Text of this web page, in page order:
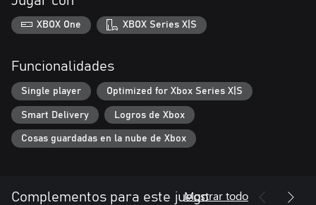
XBOX One XBOX Series X|S
Funcionalidades
Single player Optimized for Xbox Series X|S
Smart Delivery Logros de Xbox
Cosas guardadas en la nube de Xbox
Complementos para este juegoMostrar todo